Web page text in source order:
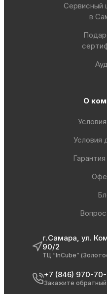
Сервисный
в
О
Условия
г.Самара, ул.
90/2
ТЦ “InCube”
+7 (846) 970-
Закажите обратный